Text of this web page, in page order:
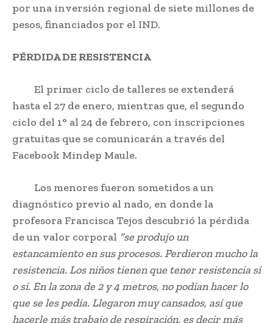
por una inversión regional de siete millones de
pesos, financiados por el IND.
PÉRDIDA DE RESISTENCIA
El primer ciclo de talleres se extenderá
hasta el 27 de enero, mientras que, el segundo
ciclo del 1° al 24 de febrero, con inscripciones
gratuitas que se comunicarán a través del
Facebook Mindep Maule.
Los menores fueron sometidos a un
diagnóstico previo al nado, en donde la
profesora Francisca Tejos descubrió la pérdida
de un valor corporal “se produjo un
estancamiento en sus procesos. Perdieron mucho la
resistencia. Los niños tienen que tener resistencia sí
o sí. En la zona de 2 y 4 metros, no podían hacer lo
que se les pedía. Llegaron muy cansados, así que
hacerle más trabajo de respiración, es decir más